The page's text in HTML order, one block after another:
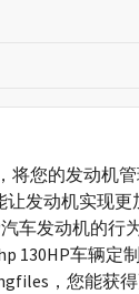
将您的发动机
让发动机实现
汽车发动机的
130HP车辆
，您能获